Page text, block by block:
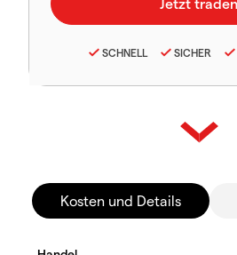
SCHNELL SICHER
Kosten und Details